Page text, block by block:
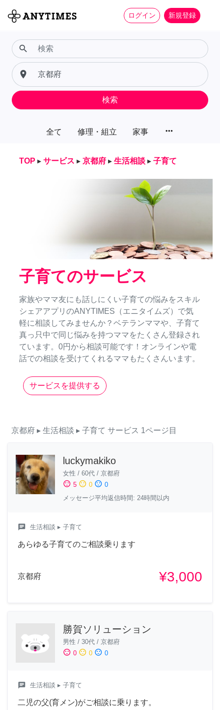
ログイン 新規登録
全て 修理・組立 家事 more_horiz
search
place
検索
TOP ▸ サービス ▸ 京都府 ▸ 生活相談 ▸ 子育て
子育てのサービス
家族やママ友にも話しにくい子育ての悩みをスキル
シェアアプリのANYTIMES（エニタイムズ）で気
軽に相談してみませんか？ベテランママや、子育て
真っ只中で同じ悩みを持つママをたくさん登録され
ています。0円から相談可能です！オンラインや電
話での相談を受けてくれるママもたくさんいます。
サービスを提供する
京都府 ▸ 生活相談 ▸ 子育て サービス 1ページ目
luckymakiko
女性 / 60代 / 京都府
sentiment_satisfied 5 sentiment_neutral 0 sentiment_dissatisfied 0
メッセージ平均返信時間: 24時間以内
chat 生活相談 ▸ 子育て
あらゆる子育てのご相談乗ります
京都府 ¥3,000
勝賀ソリューション
男性 / 30代 / 京都府
sentiment_satisfied 0 sentiment_neutral 0 sentiment_dissatisfied 0
chat 生活相談 ▸ 子育て
二児の父(育メン)がご相談に乗ります。